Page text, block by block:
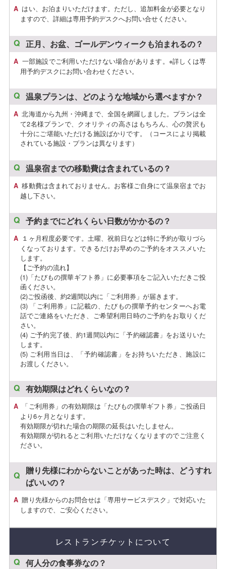
はい、お泊まりいただけます。ただし、追加料金が必要となり
ますので、詳細は専用予約デスクへお問い合せください。
正月、お盆、ゴールデンウィークも泊まれるの？
一部施設でご利用いただけない場合があります。※詳しくは専
用予約デスクにお問い合わせください。
温泉プランは、どのような地域から選べますか？
北海道から九州・沖縄まで、全国を網羅しました。プランは全
て2名様プランで、クオリティの高さはもちろん、心の贅沢も
十分にご堪能いただける施設ばかりです。（コースにより掲載
されている施設・プランは異なります）
温泉宿までの移動費は含まれているの？
移動費は含まれておりません。お客様ご自身にて温泉宿までお
越し下さい。
予約までにどれくらい日数がかかるの？
１ヶ月程度必要です。土曜、祝前日などは特に予約が取りづら
くなっております。できるだけお早めのご予約をオススメいた
します。
【ご予約の流れ】
(1)「たびもの撰華ギフト券」に必要事項をご記入いただきご投
函ください。
(2)ご投函後、約2週間以内に「ご利用券」が届きます。
(3) 「ご利用券」に記載の、たびもの撰華予約センターへお電
話でご連絡をいただき、ご希望利用日時のご予約をお取りくだ
さい。
(4) ご予約完了後、約1週間以内に「予約確認書」をお送りいた
します。
(5) ご利用当日は、「予約確認書」をお持ちいただき、施設に
お渡しください。
有効期限はどれくらいなの？
「ご利用券」の有効期限は「たびもの撰華ギフト券」ご投函日
より6ヶ月となります。
有効期限が切れた場合の期限の延長はいたしません。
有効期限が切れるとご利用いただけなくなりますのでご注意く
ださい。
贈り先様にわからないことがあった時は、どうすれ
ばいいの？
贈り先様からのお問合せは「専用サービスデスク」で対応いた
しますので、ご安心ください。
レストランチケットについて
何人分の食事券なの？